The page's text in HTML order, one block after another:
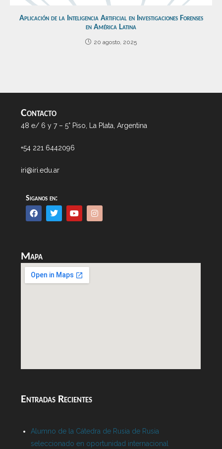
Aplicación de la Inteligencia Artificial en Investigaciones Forenses
en América Latina
20 agosto, 2025
Contacto
48 e/ 6 y 7 – 5° Piso, La Plata, Argentina
+54 221 6442096
iri@iri.edu.ar
Siganos en:
Mapa
Entradas Recientes
Alumno de la Cátedra de Rusia de Rusia
seleccionado en oportunidad internacional